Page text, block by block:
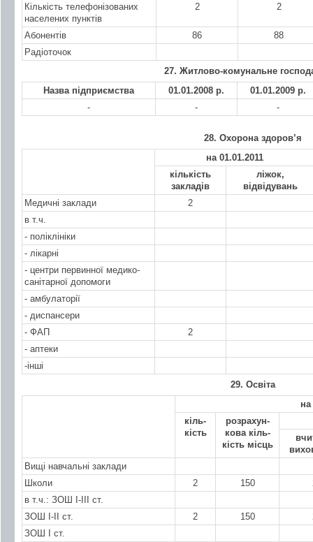
Кількість телефонізованих
населених пунктів
2 2
Абонентів 86
88
Радіоточок
27. Житлово-комунальне
Назва підприємства
01.01.2008 р.
01.01.2009 р.
-
- -
28. Охорона здоров’я
на 01.01.2011
кількість
закладів
ліжок,
відвідувань
Медичні заклади
2
в т.ч.
- поліклініки
- лікарні
- центри первинної медико-
санітарної допомоги
- амбулаторії
- диспансери
- ФАП
2
- аптеки
-інші
29. Освіта
на
кіль-
кість
розрахун-
кова кіль-
кість місць
Вищі навчальні заклади
Школи
2 150
в т.ч.: ЗОШ І-ІІІ ст.
ЗОШ І-ІІ ст.
2 150
ЗОШ І ст.